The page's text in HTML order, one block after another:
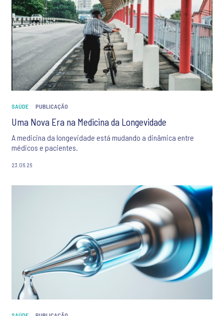
SAÚDE PUBLICAÇÃO
Uma Nova Era na Medicina da Longevidade
A medicina da longevidade está mudando a dinâmica entre
médicos e pacientes.
23.06.26